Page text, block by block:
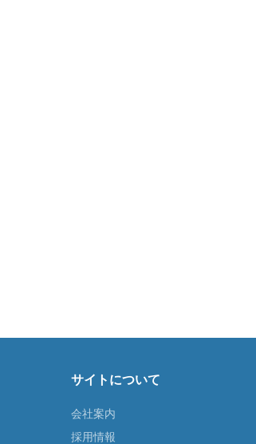
サイトについて
会社案内
採用情報